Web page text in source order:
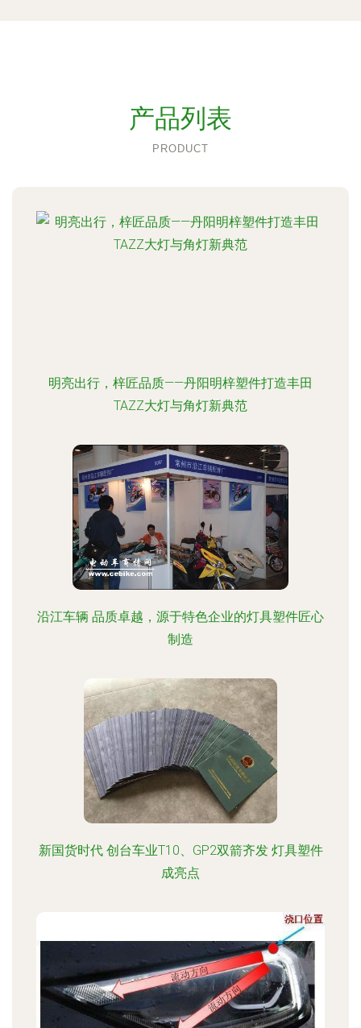
产品列表
PRODUCT
明亮出行，梓匠品质——丹阳明梓塑件打造丰田
TAZZ大灯与角灯新典范
沿江车辆 品质卓越，源于特色企业的灯具塑件匠心
制造
新国货时代 创台车业T10、GP2双箭齐发 灯具塑件
成亮点